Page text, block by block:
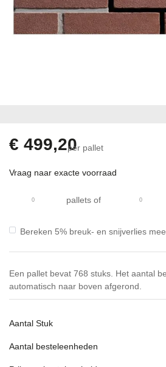
begin
van
afbeeldingen-
€ 499,20per pallet
Vraag naar exacte voorraad
pallets of
Bereken 5% breuk- en snijverlies mee.
Een pallet bevat 768 stuks. Het aantal
automatisch naar boven afgerond.
Aantal Stuk
Aantal besteleenheden